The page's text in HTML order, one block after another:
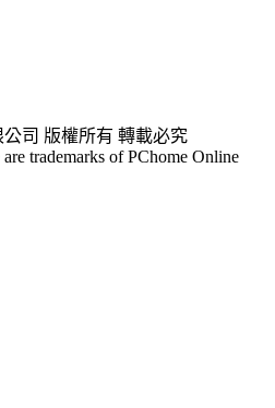
司 版權所有 轉載必究
trademarks of PChome Online